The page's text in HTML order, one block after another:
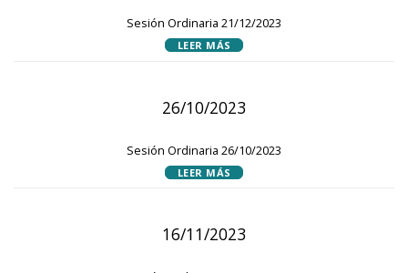
Sesión Ordinaria 21/12/2023
LEER MÁS
26/10/2023
Sesión Ordinaria 26/10/2023
LEER MÁS
16/11/2023